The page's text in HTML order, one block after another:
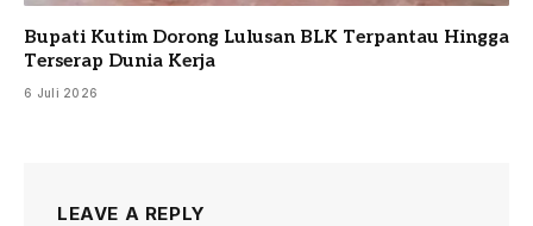
Bupati Kutim Dorong Lulusan BLK Terpantau Hingga
Terserap Dunia Kerja
6 Juli 2026
LEAVE A REPLY